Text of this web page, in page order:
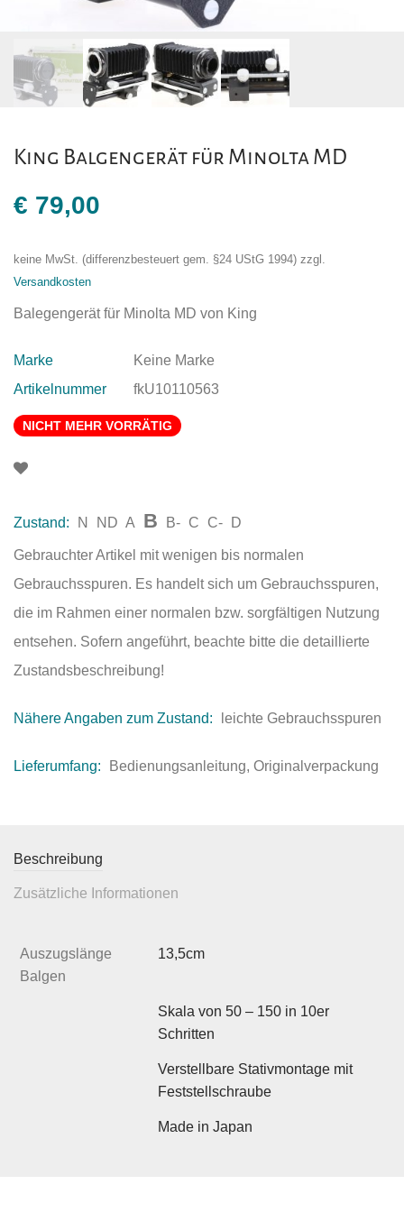
King Balgengerät für Minolta MD
€ 79,00
keine MwSt. (differenzbesteuert gem. §24 UStG 1994) zzgl.
Versandkosten
Balegengerät für Minolta MD von King
Marke
Keine Marke
Artikelnummer
fkU10110563
NICHT MEHR VORRÄTIG
Zustand: N ND A B B- C C- D
Gebrauchter Artikel mit wenigen bis normalen
Gebrauchsspuren. Es handelt sich um Gebrauchsspuren,
die im Rahmen einer normalen bzw. sorgfältigen Nutzung
entsehen. Sofern angeführt, beachte bitte die detaillierte
Zustandsbeschreibung!
Nähere Angaben zum Zustand: leichte Gebrauchsspuren
Lieferumfang: Bedienungsanleitung, Originalverpackung
Beschreibung
Zusätzliche Informationen
Auszugslänge
Balgen
13,5cm
Skala von 50 – 150 in 10er
Schritten
Verstellbare Stativmontage mit
Feststellschraube
Made in Japan